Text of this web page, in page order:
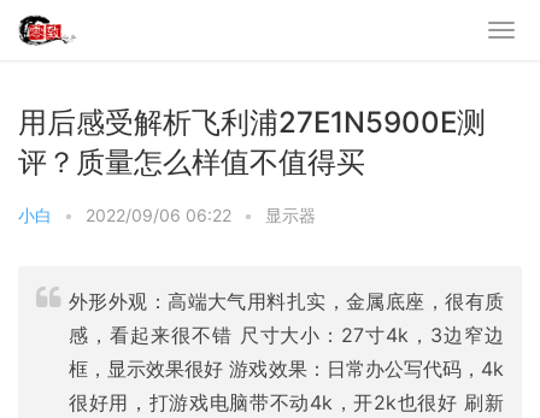
用后感受解析飞利浦27E1N5900E测
评？质量怎么样值不值得买
小白 • 2022/09/06 06:22 • 显示器
外形外观：高端大气用料扎实，金属底座，很有质
感，看起来很不错 尺寸大小：27寸4k，3边窄边
框，显示效果很好 游戏效果：日常办公写代码，4k
很好用，打游戏电脑带不动4k，开2k也很好 刷新